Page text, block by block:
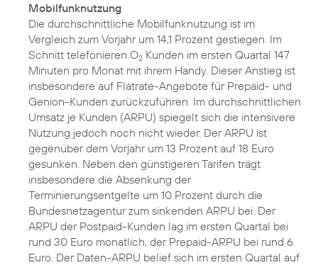
Mobilfunknutzung
Die durchschnittliche Mobilfunknutzung ist im
Vergleich zum Vorjahr um 14,1 Prozent gestiegen. Im
Schnitt telefonieren O2 Kunden im ersten Quartal 147
Minuten pro Monat mit ihrem Handy. Dieser Anstieg ist
insbesondere auf Flatrate-Angebote für Prepaid- und
Genion-Kunden zurückzuführen. Im durchschnittlichen
Umsatz je Kunden (ARPU) spiegelt sich die intensivere
Nutzung jedoch noch nicht wieder. Der ARPU ist
gegenüber dem Vorjahr um 13 Prozent auf 18 Euro
gesunken. Neben den günstigeren Tarifen trägt
insbesondere die Absenkung der
Terminierungsentgelte um 10 Prozent durch die
Bundesnetzagentur zum sinkenden ARPU bei. Der
ARPU der Postpaid-Kunden lag im ersten Quartal bei
rund 30 Euro monatlich, der Prepaid-ARPU bei rund 6
Euro. Der Daten-ARPU belief sich im ersten Quartal auf